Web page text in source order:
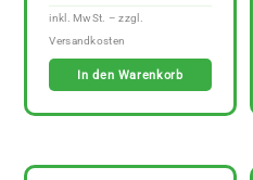
In den Warenkorb